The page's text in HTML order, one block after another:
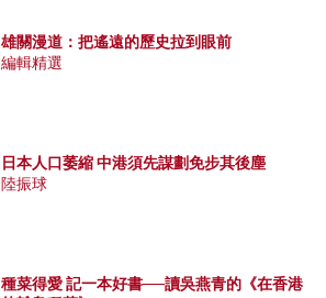
雄關漫道：把遙遠的歷史拉到眼前
編輯精選
日本人口萎縮 中港須先謀劃免步其後塵
陸振球
種菜得愛 記一本好書──讀吳燕青的《在香港